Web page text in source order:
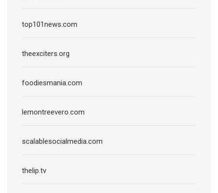
top101news.com
theexciters.org
foodiesmania.com
lemontreevero.com
scalablesocialmedia.com
thelip.tv